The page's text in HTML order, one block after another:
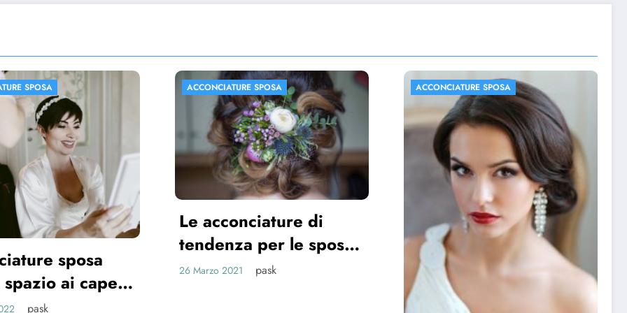
SPOSA
di
per le spose
pask
ACCONCIATURE SPOSA
ACCONCIATURE SPOSA
FOTO MATRIMONIO